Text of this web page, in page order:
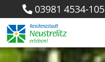
03981 4534-105